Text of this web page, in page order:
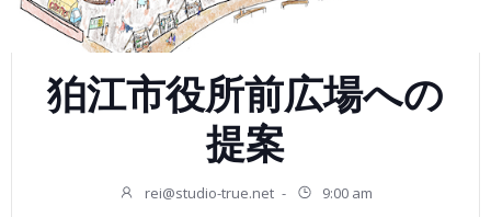
狛江市役所前広場への
提案
rei@studio-true.net - 9:00 am